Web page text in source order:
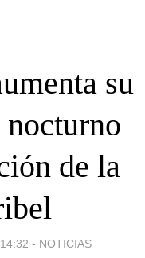
su
nocturno
de la
- NOTICIAS